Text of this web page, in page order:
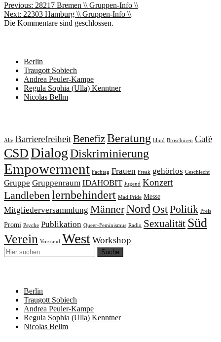
Beitragsnavigation
Previous: 28217 Bremen \\ Gruppen-Info \\
Next: 22303 Hamburg \\ Gruppen-Info \\
Die Kommentare sind geschlossen.
Berlin
Traugott Sobiech
Andrea Peuler-Kampe
Regula Sophia (Ulla) Kenntner
Nicolas Bellm
Alte BarrierefreiheitBenefizBeratung blind Broschüren Café
CSDDialogDiskriminierung
Empowerment Fachtag Frauen Freak gehörlos Geschlecht
Gruppe Gruppenraum IDAHOBIT Jugend Konzert
Landlebenlernbehindert Mad Pride Messe
Mitgliederversammlung MännerNord OstPolitik Preis
Promi Psyche Publikation Queer-Feminismus Radio Sexualität Süd
Verein Vorstand WestWorkshop
Berlin
Traugott Sobiech
Andrea Peuler-Kampe
Regula Sophia (Ulla) Kenntner
Nicolas Bellm